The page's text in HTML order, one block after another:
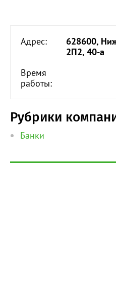
Адрес:
628600,
2П2, 40-а
Время
работы:
Рубрики
Банки